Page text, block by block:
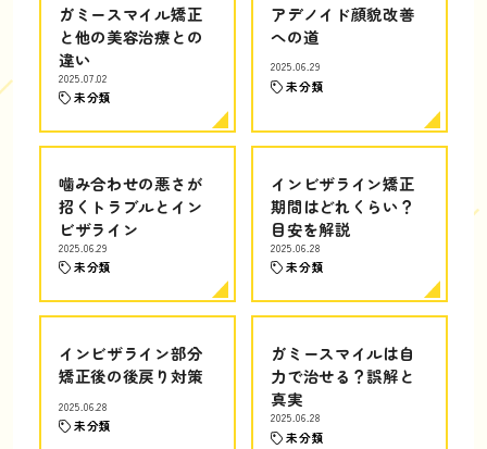
ガミースマイル矯正
と他の美容治療との
違い
2025.07.02
未分類
アデノイド顔貌改善
への道
2025.06.29
未分類
噛み合わせの悪さが
招くトラブルとイン
ビザライン
2025.06.29
未分類
インビザライン矯正
期間はどれくらい？
目安を解説
2025.06.28
未分類
インビザライン部分
矯正後の後戻り対策
2025.06.28
未分類
ガミースマイルは自
力で治せる？誤解と
真実
2025.06.28
未分類